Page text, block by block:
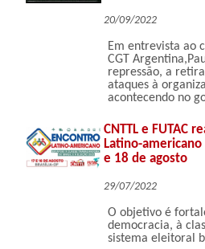
20/09/2022
Em entrevista ao
CGT
repressão, a
ataques à
acontecendo no
CNTTL e FUTAC
Latino-
e 18 de agosto
29/07/2022
O objetivo é
democracia, à
sistema eleitoral